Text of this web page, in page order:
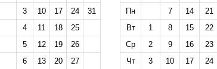
3 10 17 24
31
4 11 18
25
5 12 19
26
6 13 20 27
Пн
7 14 21
Вт
1 8 15 22
Ср
2 9 16 23
Чт
3 10 17 24